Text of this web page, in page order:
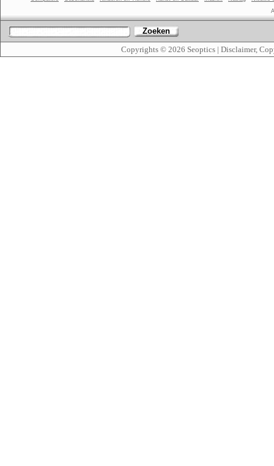
Zoeken
Copyrights © 2026 Seoptics | Disclaimer,